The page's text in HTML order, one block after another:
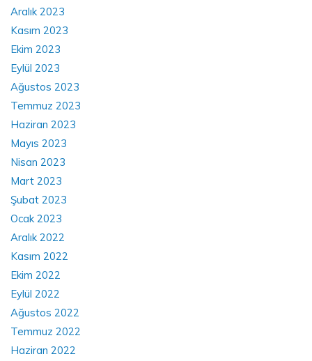
Aralık 2023
Kasım 2023
Ekim 2023
Eylül 2023
Ağustos 2023
Temmuz 2023
Haziran 2023
Mayıs 2023
Nisan 2023
Mart 2023
Şubat 2023
Ocak 2023
Aralık 2022
Kasım 2022
Ekim 2022
Eylül 2022
Ağustos 2022
Temmuz 2022
Haziran 2022